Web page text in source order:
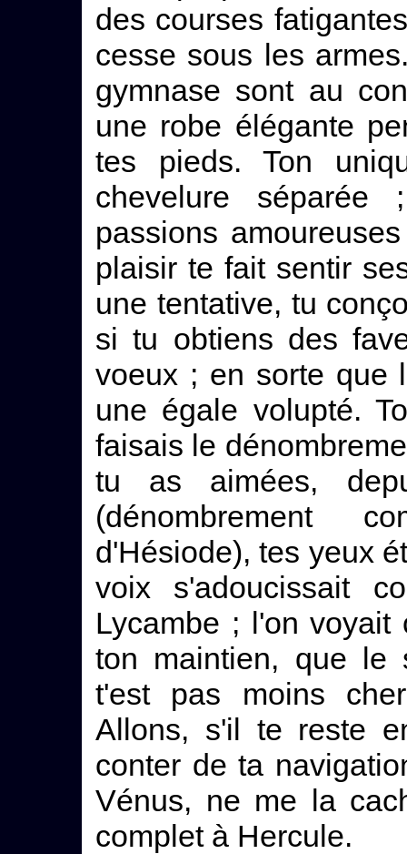
des courses
cesse sous les
gymnase sont au
une robe élégante
tes pieds. Ton
chevelure
passions
plaisir te fait sentir
une tentative, tu
si tu obtiens des
voeux ; en sorte que
une égale volupté.
faisais le
tu as aimées,
(dénombrement
d'Hésiode), tes yeux
voix s'adoucissait
Lycambe ; l'on
ton maintien, que le
t'est pas moins
Allons, s'il te reste
conter de ta
Vénus, ne me la
complet à Hercule.